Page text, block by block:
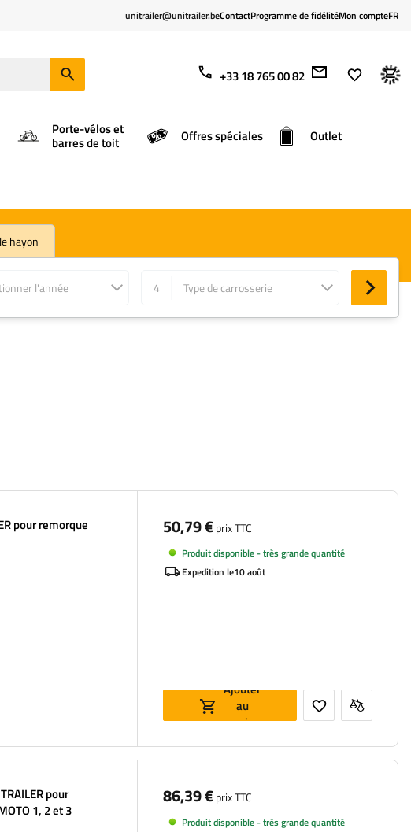
unitrailer@unitrailer.beContactProgramme de fidélitéMon compteFR
+33 18 765 00 82
Porte-vélos et
barres de toit Offres spéciales Outlet
hayon
l'année 4 Type de carrosserie
pour remorque
50,79 €prix TTC
Produit disponible - très grande quantité
Expedition le10 août
Ajouter
au
panier
pour
1, 2 et 3
86,39 €prix TTC
Produit disponible - très grande quantité